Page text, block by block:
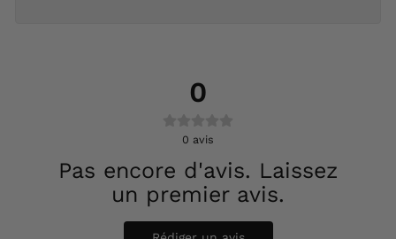
0
0 avis
Pas encore d'avis. Laissez
un premier avis.